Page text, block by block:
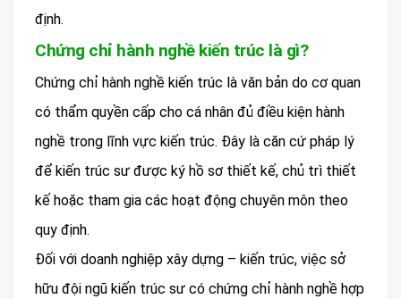
định.
Chứng chỉ hành nghề kiến trúc là gì?
Chứng chỉ hành nghề kiến trúc là văn bản do cơ quan
có thẩm quyền cấp cho cá nhân đủ điều kiện hành
nghề trong lĩnh vực kiến trúc. Đây là căn cứ pháp lý
để kiến trúc sư được ký hồ sơ thiết kế, chủ trì thiết
kế hoặc tham gia các hoạt động chuyên môn theo
quy định.
Đối với doanh nghiệp xây dựng – kiến trúc, việc sở
hữu đội ngũ kiến trúc sư có chứng chỉ hành nghề hợp